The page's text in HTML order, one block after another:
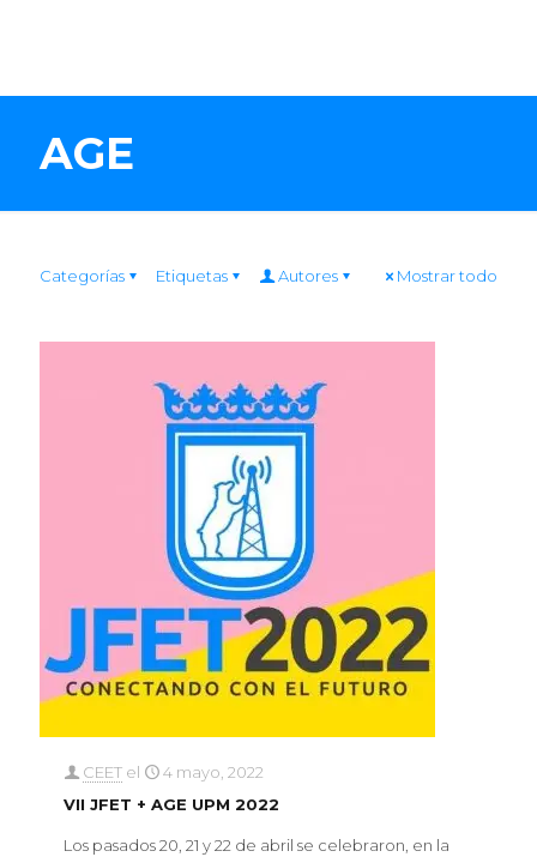
AGE
Categorías Etiquetas Autores Mostrar todo
CEET el
4 mayo, 2022
VII JFET + AGE UPM 2022
Los pasados 20, 21 y 22 de abril se celebraron, en la